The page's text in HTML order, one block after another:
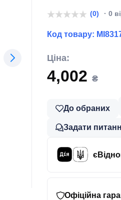
(0) · 0
Код товару:
Ціна:
4,002 ₴
До обраних
Задати
Офіційна